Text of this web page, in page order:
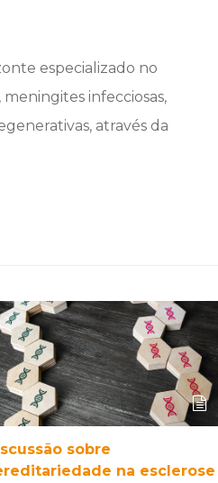
especializado no
infecciosas,
através da
sobre
na esclerose